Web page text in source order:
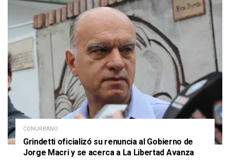
CONURBANO
Grindetti oficializó su renuncia al Gobierno de
Jorge Macri y se acerca a La Libertad Avanza